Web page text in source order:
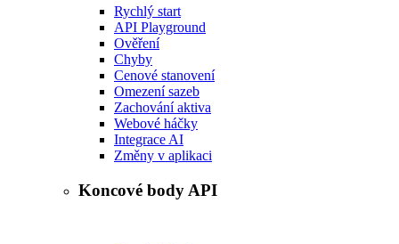
Rychlý start
API Playground
Ověření
Chyby
Cenové stanovení
Omezení sazeb
Zachování aktiva
Webové háčky
Integrace AI
Změny v aplikaci
Koncové body API